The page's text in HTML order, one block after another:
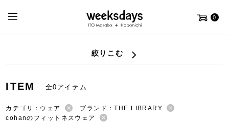
0
絞りこむ
ITEM 全0アイテム
カテゴリ：ウェア
ブランド：THE LIBRARY
cohanのフィットネスウェア